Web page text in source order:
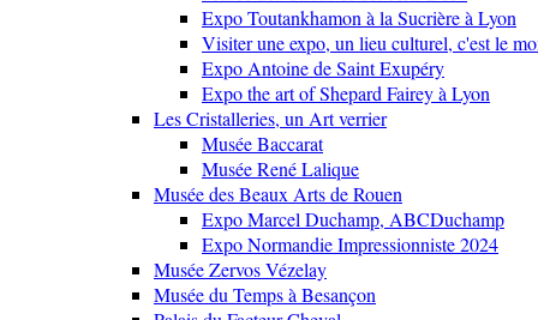
Expo Toutankhamon à la Sucrière à Lyon
Visiter une expo, un lieu culturel, c'est le
Expo Antoine de Saint Exupéry
Expo the art of Shepard Fairey à Lyon
Les Cristalleries, un Art verrier
Musée Baccarat
Musée René Lalique
Musée des Beaux Arts de Rouen
Expo Marcel Duchamp, ABCDuchamp
Expo Normandie Impressionniste 2024
Musée Zervos Vézelay
Musée du Temps à Besançon